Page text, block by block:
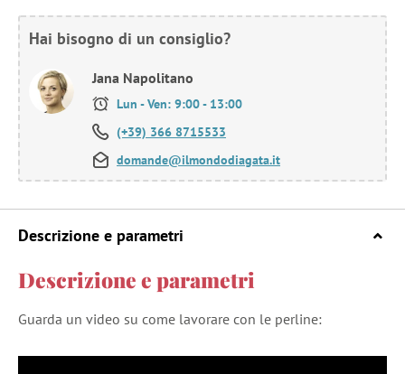
Hai bisogno di un consiglio?
Jana Napolitano
Lun - Ven: 9:00 - 13:00
(+39) 366 8715533
domande@ilmondodiagata.it
Descrizione e parametri
Descrizione e parametri
Guarda un video su come lavorare con le perline: